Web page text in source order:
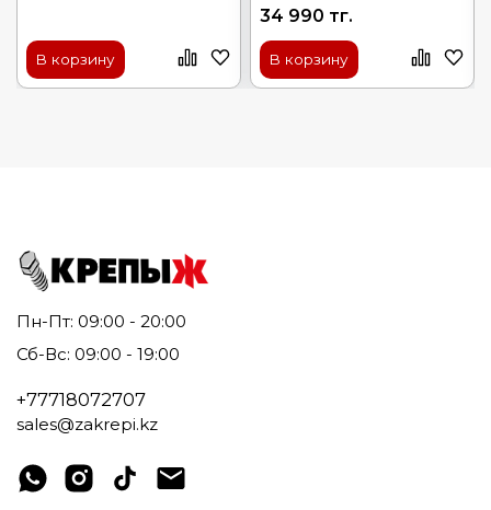
В корзину
34 990 тг.
В корзину
Пн-Пт: 09:00 - 20:00
Сб-Вс: 09:00 - 19:00
+77718072707
sales@zakrepi.kz